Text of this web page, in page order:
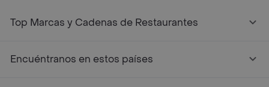
Top Marcas y Cadenas de Restaurantes
Encuéntranos en estos países